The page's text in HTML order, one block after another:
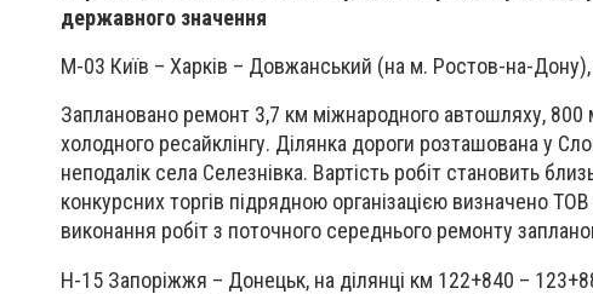
державного значення
М-03 Київ – Харків – Довжанський (на м. Ростов-на-
Заплановано ремонт 3,7 км міжнародного автошляху,
холодного ресайклінгу. Ділянка дороги розташована у
неподалік села Селезнівка. Вартість робіт становить
конкурсних торгів підрядною організацією визначено
виконання робіт з поточного середнього ремонту
Н-15 Запоріжжя – Донецьк, на ділянці км 122+840 –